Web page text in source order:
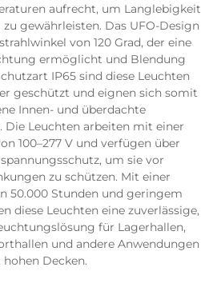
aufrecht, um Langlebigkeit
gewährleisten. Das UFO-Design
von 120 Grad, der eine
ermöglicht und Blendung
IP65 sind diese Leuchten
geschützt und eignen sich somit
Innen- und überdachte
Die Leuchten arbeiten mit einer
100–277 V und verfügen über
um sie vor
zu schützen. Mit einer
50.000 Stunden und geringem
diese Leuchten eine zuverlässige,
für Lagerhallen,
und andere Anwendungen
Decken.